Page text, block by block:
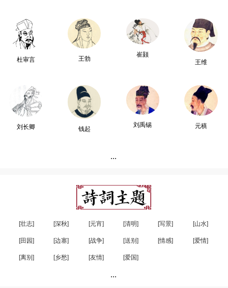
杜审言 王勃
崔颢
王维
刘长卿 钱起
刘禹锡 元稹
...
[壮志] [深秋] [元宵] [清明] [写景] [山水]
[田园] [边塞] [战争] [送别] [情感] [爱情]
[离别] [乡愁] [友情] [爱国]
...